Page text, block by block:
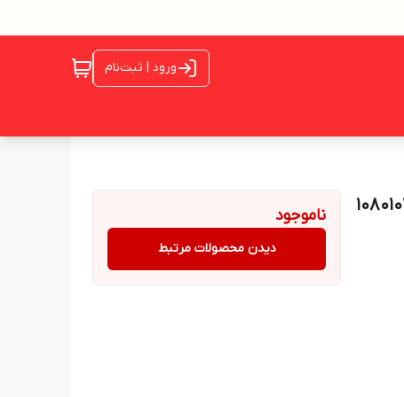
ورود | ثبت‌نام
ناموجود
دیدن محصولات مرتبط